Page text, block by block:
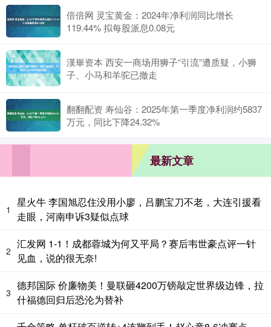
倍倍网 灵宝黄金：2024年净利润同比增长
119.44% 拟每股派息0.08元
漢崋资本 西安一商场用狮子“引流”遭质疑，小狮
子、小马和羊驼已撤走
翻翻配资 寿仙谷：2025年第一季度净利润约5837
万元，同比下降24.32%
最新文章
1
星火牛 李国旭忍住没用小廖，吕鹏宝刀不老，大连引援看
走眼，河南申诉3疑似点球
2
汇发网 1-1！成都蓉城为何又平局？赛后韦世豪点评一针
见血，说的很无奈!
3
德邦国际 价廉物美！曼联砸4200万镑敲定世界级边锋，拉
什福德回归后恐沦为替补